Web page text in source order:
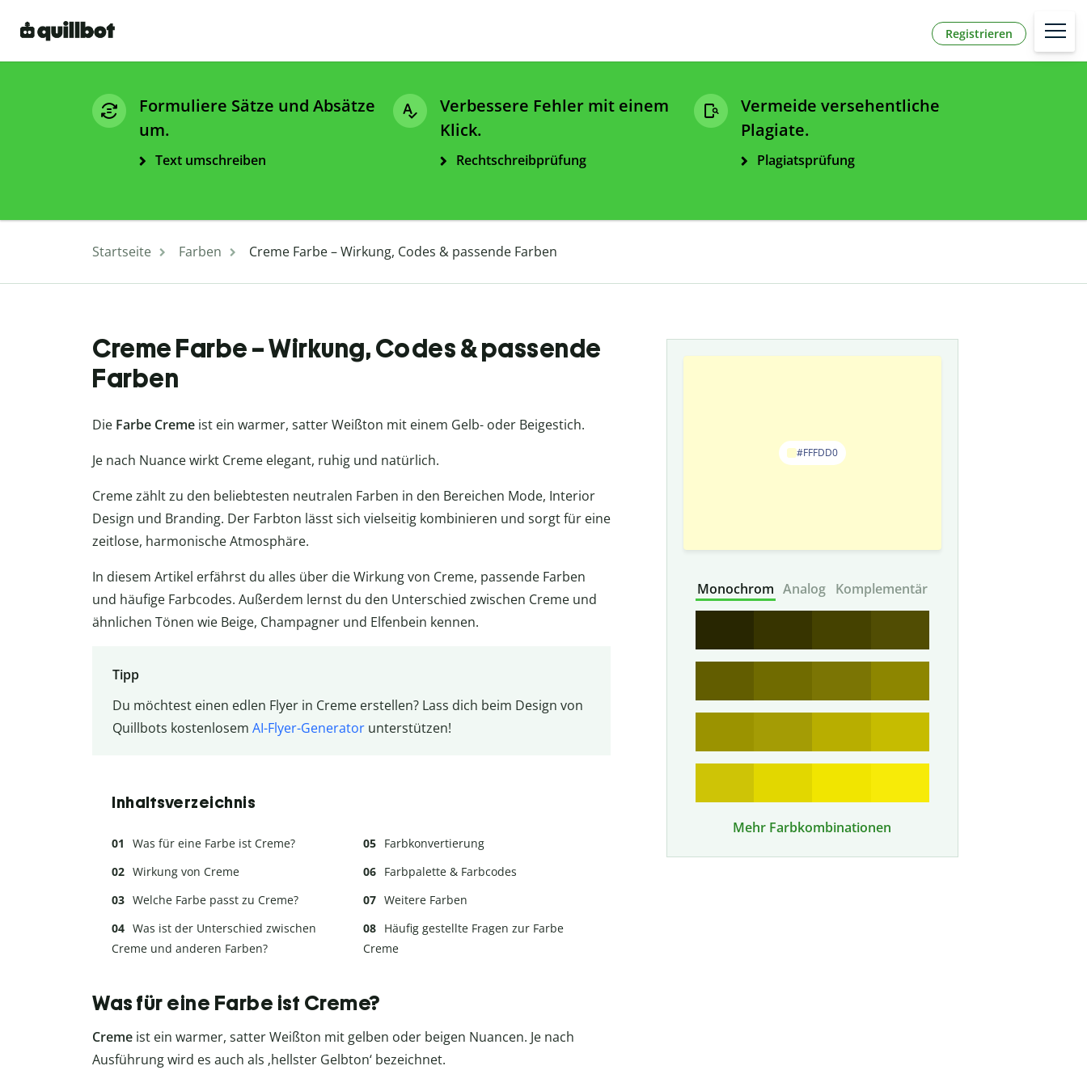
Registrieren
Formuliere Sätze und Absätze
um.
Text umschreiben
Verbessere Fehler mit einem
Klick.
Rechtschreibprüfung
Vermeide versehentliche
Plagiate.
Plagiatsprüfung
Startseite Farben Creme Farbe – Wirkung, Codes & passende Farben
Creme Farbe – Wirkung, Codes & passende
Farben
Die Farbe Creme ist ein warmer, satter Weißton mit einem Gelb- oder Beigestich.
Je nach Nuance wirkt Creme elegant, ruhig und natürlich.
Creme zählt zu den beliebtesten neutralen Farben in den Bereichen Mode, Interior
Design und Branding. Der Farbton lässt sich vielseitig kombinieren und sorgt für eine
zeitlose, harmonische Atmosphäre.
In diesem Artikel erfährst du alles über die Wirkung von Creme, passende Farben
und häufige Farbcodes. Außerdem lernst du den Unterschied zwischen Creme und
ähnlichen Tönen wie Beige, Champagner und Elfenbein kennen.
Tipp
Du möchtest einen edlen Flyer in Creme erstellen? Lass dich beim Design von
Quillbots kostenlosem AI-Flyer-Generatorunterstützen!
Inhaltsverzeichnis
Was für eine Farbe ist Creme?
Wirkung von Creme
Welche Farbe passt zu Creme?
Was ist der Unterschied zwischen
Creme und anderen Farben?
Farbkonvertierung
Farbpalette & Farbcodes
Weitere Farben
Häufig gestellte Fragen zur Farbe
Creme
Was für eine Farbe ist Creme?
Creme ist ein warmer, satter Weißton mit gelben oder beigen Nuancen. Je nach
Ausführung wird es auch als ‚hellster Gelbton‘ bezeichnet.
#FFFDD0
Monochrom Analog Komplementär
Mehr Farbkombinationen